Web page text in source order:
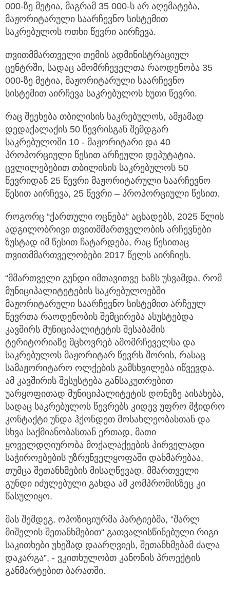
000-ზე მეტია, მაგრამ 35 000-ს არ აღემატება,
მაჟორიტარული საარჩევნო სისტემით
საკრებულოს ოთხი წევრი აირჩევა.
თვითმმართველი თემის ადმინისტრაციულ
ცენტრში, სადაც ამომრჩეველთა რაოდენობა 35
000-ზე მეტია, მაჟორიტარული საარჩევნო
სისტემით აირჩევა საკრებულოს ხუთი წევრი.
რაც შეეხება თბილისის საკრებულოს, ამჟამად
დედაქალაქის 50 წევრისგან შემდგარ
საკრებულოში 10 - მაჟორიტარი და 40
პროპორციული წესით არჩეული დეპუტატია.
ცვლილებებით თბილისის საკრებულოს 50
წევრიდან 25 წევრი მაჟორიტარული საარჩევნო
წესით აირჩევა, 25 წევრი – პროპორციული წესით.
როგორც “ქართული ოცნება“ აცხადებს, 2025 წლის
ადგილობრივი თვითმმართველობის არჩევნები
ზუსტად იმ წესით ჩატარდება, რაც წესითაც
თვითმმართველობები 2017 წელს აირჩიეს.
“მმართველი გუნდი იმთავითვე ხაზს უსვამდა, რომ
მუნიციპალიტეტების საკრებულოებში
მაჟორიტარული საარჩევნო სისტემით არჩეულ
წევრთა რაოდენობის შემცირება ასუსტებდა
კავშირს მუნიციპალიტეტის შესაბამის
ტერიტორიაზე მცხოვრებ ამომრჩეველსა და
საკრებულოს მაჟორიტარ წევრს შორის, რასაც
სამაჟორიტარო ოლქების გამსხვილება იწვევდა.
ამ კავშირის შესუსტება განსაკუთრებით
უარყოფითად მუნიციპალიტეტის დონეზე აისახება,
სადაც საკრებულოს წევრებს კიდევ უფრო მჭიდრო
კონტაქტი უნდა ჰქონდეთ მოსახლეობასთან და
სხვა საქმიანობასთან ერთად, მათი
ყოველდღიურობა მოქალაქეების პირველადი
საჭიროებების უზრუნველყოფაში დახმარებაა,
თუმცა შეთანხმების მისაღწევად, მმართველი
გუნდი იძულებული გახდა ამ კომპრომისზეც კი
წასულიყო.
მას შემდეგ, ოპოზიციურმა პარტიებმა, “შარლ
მიშელის შეთანხმებით“ გათვალისწინებული რიგი
საკითხები უხეშად დაარღვიეს, შეთანხმებამ ძალა
დაკარგა”, - ვკითხულობთ კანონის პროექტის
განმარტებით ბარათში.